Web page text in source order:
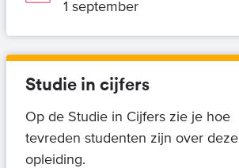
1 september
Studie in cijfers
Op de Studie in Cijfers zie je hoe
tevreden studenten zijn over deze
opleiding.